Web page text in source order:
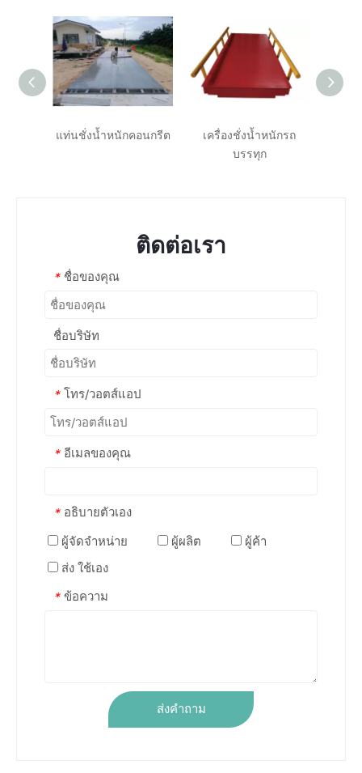
แท่นชั่งน้ำหนักคอนกรีต
เครื่องชั่งน้ำหนักรถ
บรรทุก
ติดต่อเรา
* ชื่อของคุณ
ชื่อบริษัท
* โทร/วอตส์แอป
* อีเมลของคุณ
* อธิบายตัวเอง
ผู้จัดจำหน่าย
ผู้ผลิต
ผู้ค้า
ส่ง ใช้เอง
* ข้อความ
ส่งคำถาม